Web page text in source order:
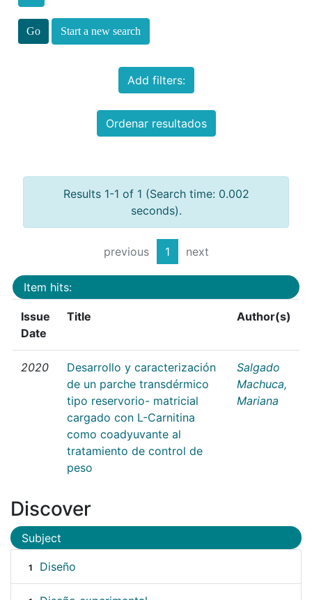
Start a new search
Add filters:
Ordenar resultados
Results 1-1 of 1 (Search time: 0.002
seconds).
previous 1 next
Item hits:
Issue
Date
Title Author(s)
2020
Desarrollo y caracterización
de un parche transdérmico
tipo reservorio- matricial
cargado con L-Carnitina
como coadyuvante al
tratamiento de control de
peso
Salgado
Machuca,
Mariana
Discover
Subject
1 Diseño